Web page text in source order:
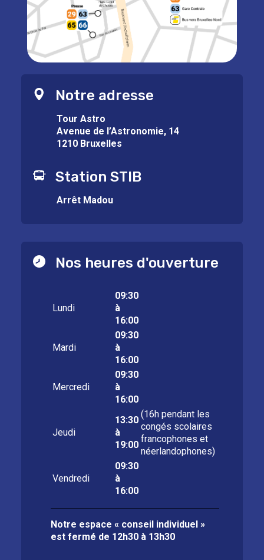
Notre adresse
Tour Astro
Avenue de l’Astronomie, 14
1210 Bruxelles
Station STIB
Arrêt Madou
Nos heures d'ouverture
Lundi
09:30
à
16:00
Mardi
09:30
à
16:00
Mercredi
09:30
à
16:00
Jeudi
13:30
à
19:00
(16h pendant les
congés scolaires
francophones et
néerlandophones)
Vendredi
09:30
à
16:00
Notre espace « conseil individuel »
est fermé de 12h30 à 13h30